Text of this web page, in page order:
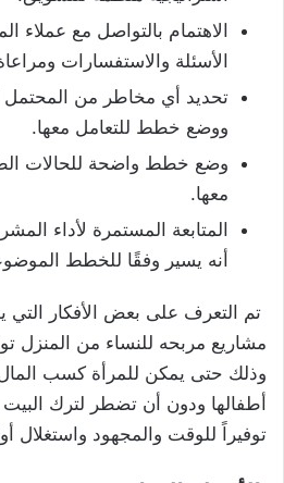
الاهتمام بالتواصل مع عملاء
الأسئلة والاستفسارات
تحديد أي مخاطر من المحتمل
ووضع خطط للتعامل معها.
وضع خطط واضحة للحالات
معها.
المتابعة المستمرة لأداء
أنه يسير وفقًا للخطط
تم التعرف على بعض الأفكار التي
مشاريع مربحه للنساء من المنزل
وذلك حتى يمكن للمرأة كسب
أطفالها ودون أن تضطر لترك
توفيراً للوقت والمجهود واستغلال